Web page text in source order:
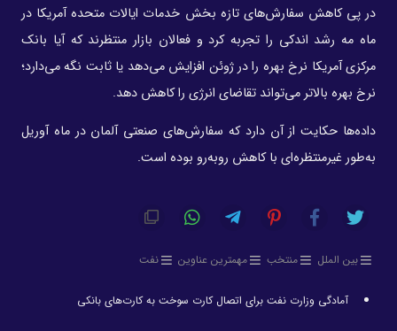
در پی کاهش سفارش‌های تازه بخش خدمات ایالات متحده آمریکا در
ماه مه رشد اندکی را تجربه کرد و فعالان بازار منتظرند که آیا بانک
مرکزی آمریکا نرخ بهره را در ژوئن افزایش می‌دهد یا ثابت نگه می‌دارد؛
نرخ بهره بالاتر می‌تواند تقاضای انرژی را کاهش دهد.
داده‌ها حکایت از آن دارد که سفارش‌های صنعتی آلمان در ماه آوریل
به‌طور غیرمنتظره‌ای با کاهش روبه‌رو بوده است.
بین الملل منتخب مهمترین عناوین نفت
آمادگی وزارت نفت برای اتصال کارت سوخت به کارت‌های بانکی